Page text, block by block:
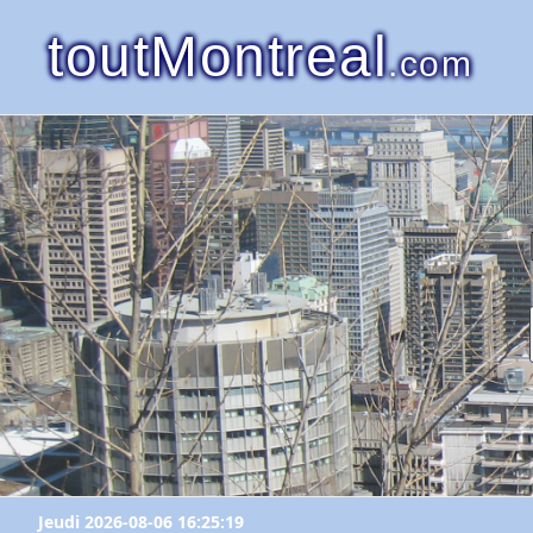
toutMontreal.com
Jeudi 2026-08-06 16:25:19